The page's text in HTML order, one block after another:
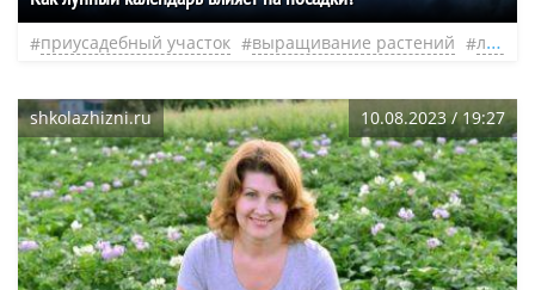
приусадебный участок выращивание растений лунные фазы
shkolazhizni.ru 10.08.2023 / 19:27